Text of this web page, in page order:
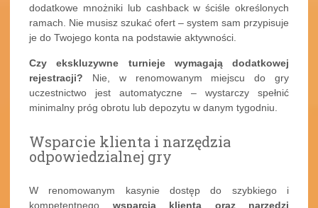
dodatkowe mnożniki lub cashback w ściśle określonych
ramach. Nie musisz szukać ofert – system sam przypisuje
je do Twojego konta na podstawie aktywności.
Czy ekskluzywne turnieje wymagają dodatkowej
rejestracji? Nie, w renomowanym miejscu do gry
uczestnictwo jest automatyczne – wystarczy spełnić
minimalny próg obrotu lub depozytu w danym tygodniu.
Wsparcie klienta i narzędzia
odpowiedzialnej gry
W renomowanym kasynie dostęp do szybkiego i
kompetentnego wsparcia klienta oraz narzędzi